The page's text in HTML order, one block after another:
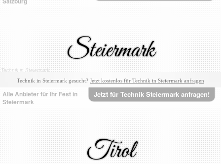
Steiermark
Technik in Steiermark
Technik in Steiermark gesucht? Jetzt kostenlos für Technik in Steiermark anfragen
Jetzt für Technik Steiermark anfragen!
Alle Anbieter für Ihr Fest in
Steiermark
Tirol